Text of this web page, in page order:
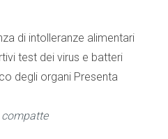
di intolleranze alimentari
test dei virus e batteri
degli organi Presenta